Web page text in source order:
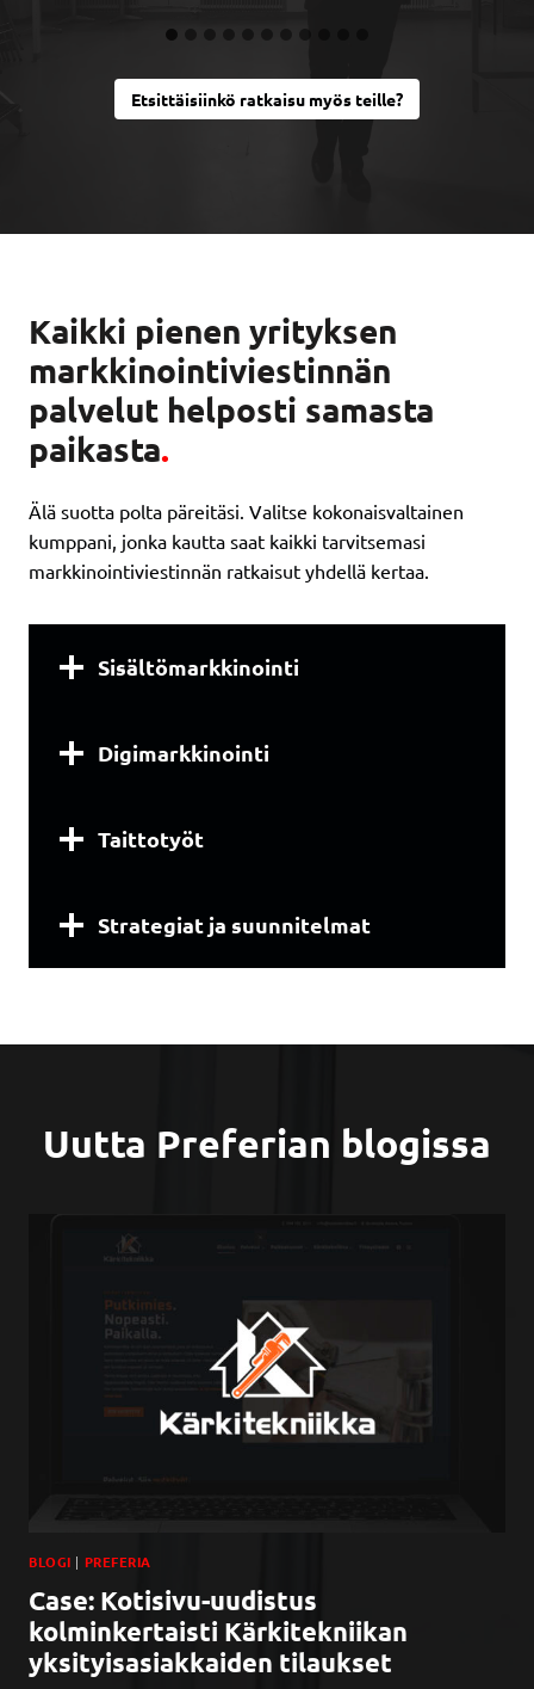
Etsittäisiinkö ratkaisu myös teille?
Kaikki pienen yrityksen
markkinointiviestinnän
palvelut helposti samasta
paikasta.
Älä suotta polta päreitäsi. Valitse kokonaisvaltainen
kumppani, jonka kautta saat kaikki tarvitsemasi
markkinointiviestinnän ratkaisut yhdellä kertaa.
Sisältömarkkinointi
Digimarkkinointi
Taittotyöt
Strategiat ja suunnitelmat
Uutta Preferian blogissa
BLOGI | PREFERIA
Case: Kotisivu-uudistus
kolminkertaisti Kärkitekniikan
yksityisasiakkaiden tilaukset